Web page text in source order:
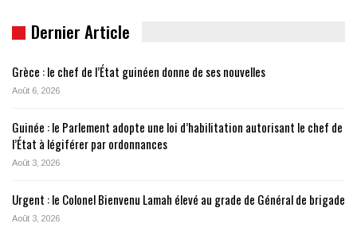
Dernier Article
Grèce : le chef de l’État guinéen donne de ses nouvelles
Août 6, 2026
Guinée : le Parlement adopte une loi d’habilitation autorisant le chef de
l’État à légiférer par ordonnances
Août 3, 2026
Urgent : le Colonel Bienvenu Lamah élevé au grade de Général de brigade
Août 3, 2026